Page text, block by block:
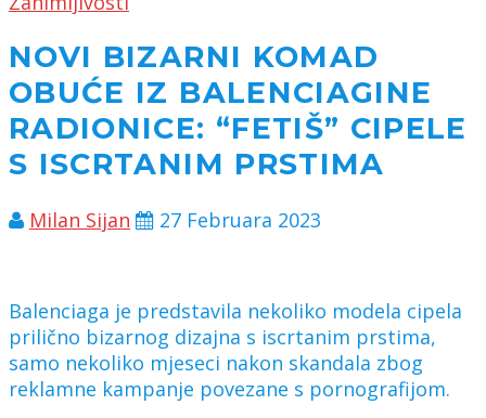
NOVI BIZARNI KOMAD
OBUĆE IZ BALENCIAGINE
RADIONICE: “FETIŠ” CIPELE
S ISCRTANIM PRSTIMA
Milan Sijan 27 Februara 2023
Balenciaga je predstavila nekoliko modela cipela
prilično bizarnog dizajna s iscrtanim prstima,
samo nekoliko mjeseci nakon skandala zbog
reklamne kampanje povezane s pornografijom.